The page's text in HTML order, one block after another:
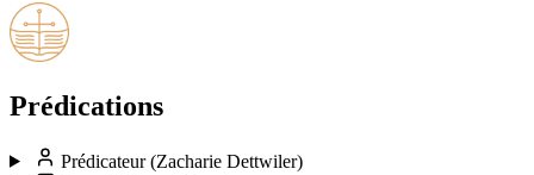
Prédications
Prédicateur(Zacharie Dettwiler)